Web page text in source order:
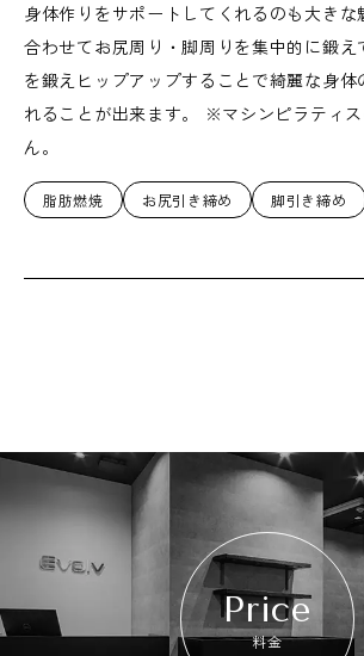
身体作りをサポートしてくれるのも大きな
合わせてお尻周り・脚周りを集中的に鍛え
を鍛えヒップアップすることで綺麗な身体
れることが出来ます。 ※マシンピラティ
ん。
脂肪燃焼 お尻引き締め 脚引き締め
Price
料金